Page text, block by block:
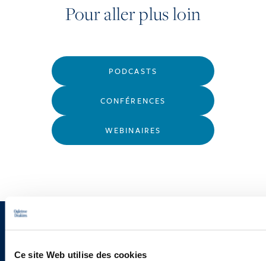
Ce site Web utilise des cookies
Pour aller plus loin
PODCASTS
CONFÉRENCES
WEBINAIRES
Vous souhaitez recevoir nos